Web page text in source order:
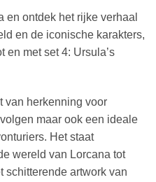
en ontdek het rijke verhaal
en de iconische karakters,
en met set 4: Ursula’s
van herkenning voor
maar ook een ideale
Het staat
wereld van Lorcana tot
schitterende artwork van